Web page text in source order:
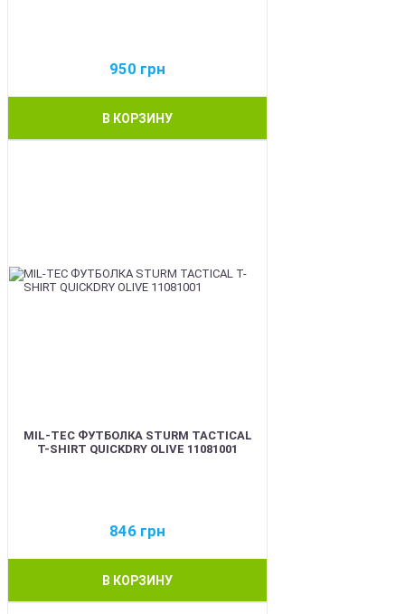
950 грн
В КОРЗИНУ
MIL-TEC ФУТБОЛКА STURM TACTICAL
T-SHIRT QUICKDRY OLIVE 11081001
846 грн
В КОРЗИНУ